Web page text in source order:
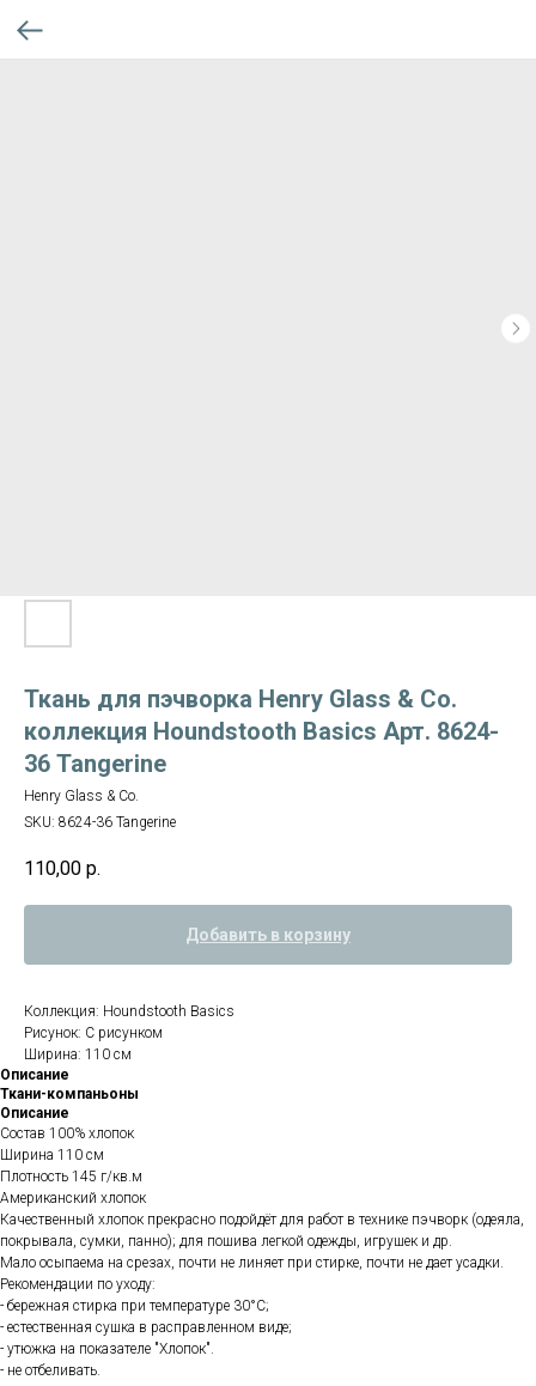
Ткань для пэчворка Henry Glass & Co.
коллекция Houndstooth Basics Арт. 8624-
36 Tangerine
Henry Glass & Co.
SKU: 8624-36 Tangerine
110,00 р.
Добавить в корзину
Коллекция: Houndstooth Basics
Рисунок: С рисунком
Ширина: 110 см
Описание
Ткани-компаньоны
Описание
Состав 100% хлопок
Ширина 110 см
Плотность 145 г/кв.м
Американский хлопок
Качественный хлопок прекрасно подойдёт для работ в технике пэчворк (одеяла,
покрывала, сумки, панно); для пошива легкой одежды, игрушек и др.
Мало осыпаема на срезах, почти не линяет при стирке, почти не дает усадки.
Рекомендации по уходу:
- бережная стирка при температуре 30°С;
- естественная сушка в расправленном виде;
- утюжка на показателе "Хлопок".
- не отбеливать.